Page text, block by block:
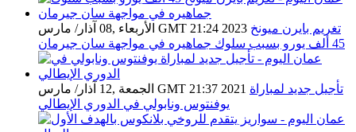
الأربعاء ,08 آذار/ مارس GMT 21:24 2023 تغريم بايرن ميونخ
45 ألف يورو بسبب سلوك جماهيره في مواجهة سان جيرمان
الجمعة ,12 آذار/ مارس GMT 21:37 2021 تأجيل جديد لمباراة
يوفنتوس ونابولي في الدوري الإيطالي